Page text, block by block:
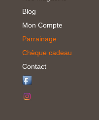
Blog
Mon Compte
Parrainage
Chèque cadeau
Contact